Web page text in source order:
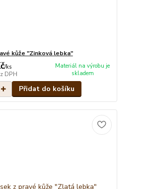
kůže "Zinková lebka"
/ks
DPH
Materiál na výrobu je
skladem
Přidat do košíku